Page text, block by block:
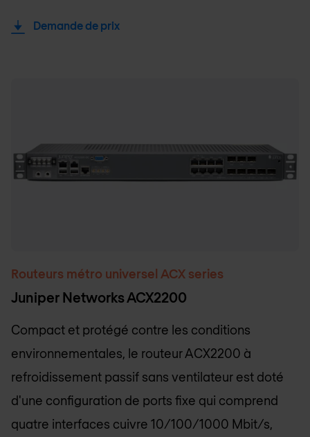
Demande de prix
Routeurs métro universel ACX series
Juniper Networks ACX2200
Compact et protégé contre les conditions
environnementales, le routeur ACX2200 à
refroidissement passif sans ventilateur est doté
d'une configuration de ports fixe qui comprend
quatre interfaces cuivre 10/100/1000 Mbit/s,